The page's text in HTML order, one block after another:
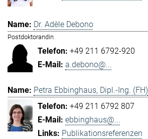
Dr. Adèle Debono
Postdoktorandin
+49 211 6792-920
a.debono@...
Petra Ebbinghaus, Dipl.-Ing. (FH)
+49 211 6792 807
ebbinghaus@...
Publikationsreferenzen